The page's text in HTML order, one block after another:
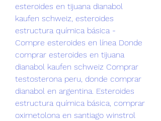
esteroides en tijuana dianabol
kaufen schweiz, esteroides
estructura química básica -
Compre esteroides en línea Donde
comprar esteroides en tijuana
dianabol kaufen schweiz Comprar
testosterona peru, donde comprar
dianabol en argentina. Esteroides
estructura química básica, comprar
oximetolona en santiago winstrol